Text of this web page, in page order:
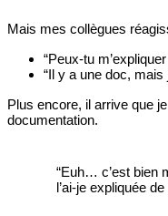
Mais mes collègues
“Peux‑tu
“Il y a une doc, mais
Plus encore, il arrive que
documentation.
“Euh… c’est bien
l’ai‑je expliquée